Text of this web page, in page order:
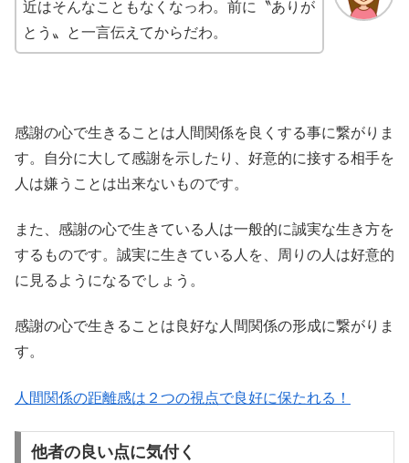
近はそんなこともなくなっわ。前に〝ありが
とう〟と一言伝えてからだわ。
感謝の心で生きることは人間関係を良くする事に繋がりま
す。自分に大して感謝を示したり、好意的に接する相手を
人は嫌うことは出来ないものです。
また、感謝の心で生きている人は一般的に誠実な生き方を
するものです。誠実に生きている人を、周りの人は好意的
に見るようになるでしょう。
感謝の心で生きることは良好な人間関係の形成に繋がりま
す。
人間関係の距離感は２つの視点で良好に保たれる！
他者の良い点に気付く